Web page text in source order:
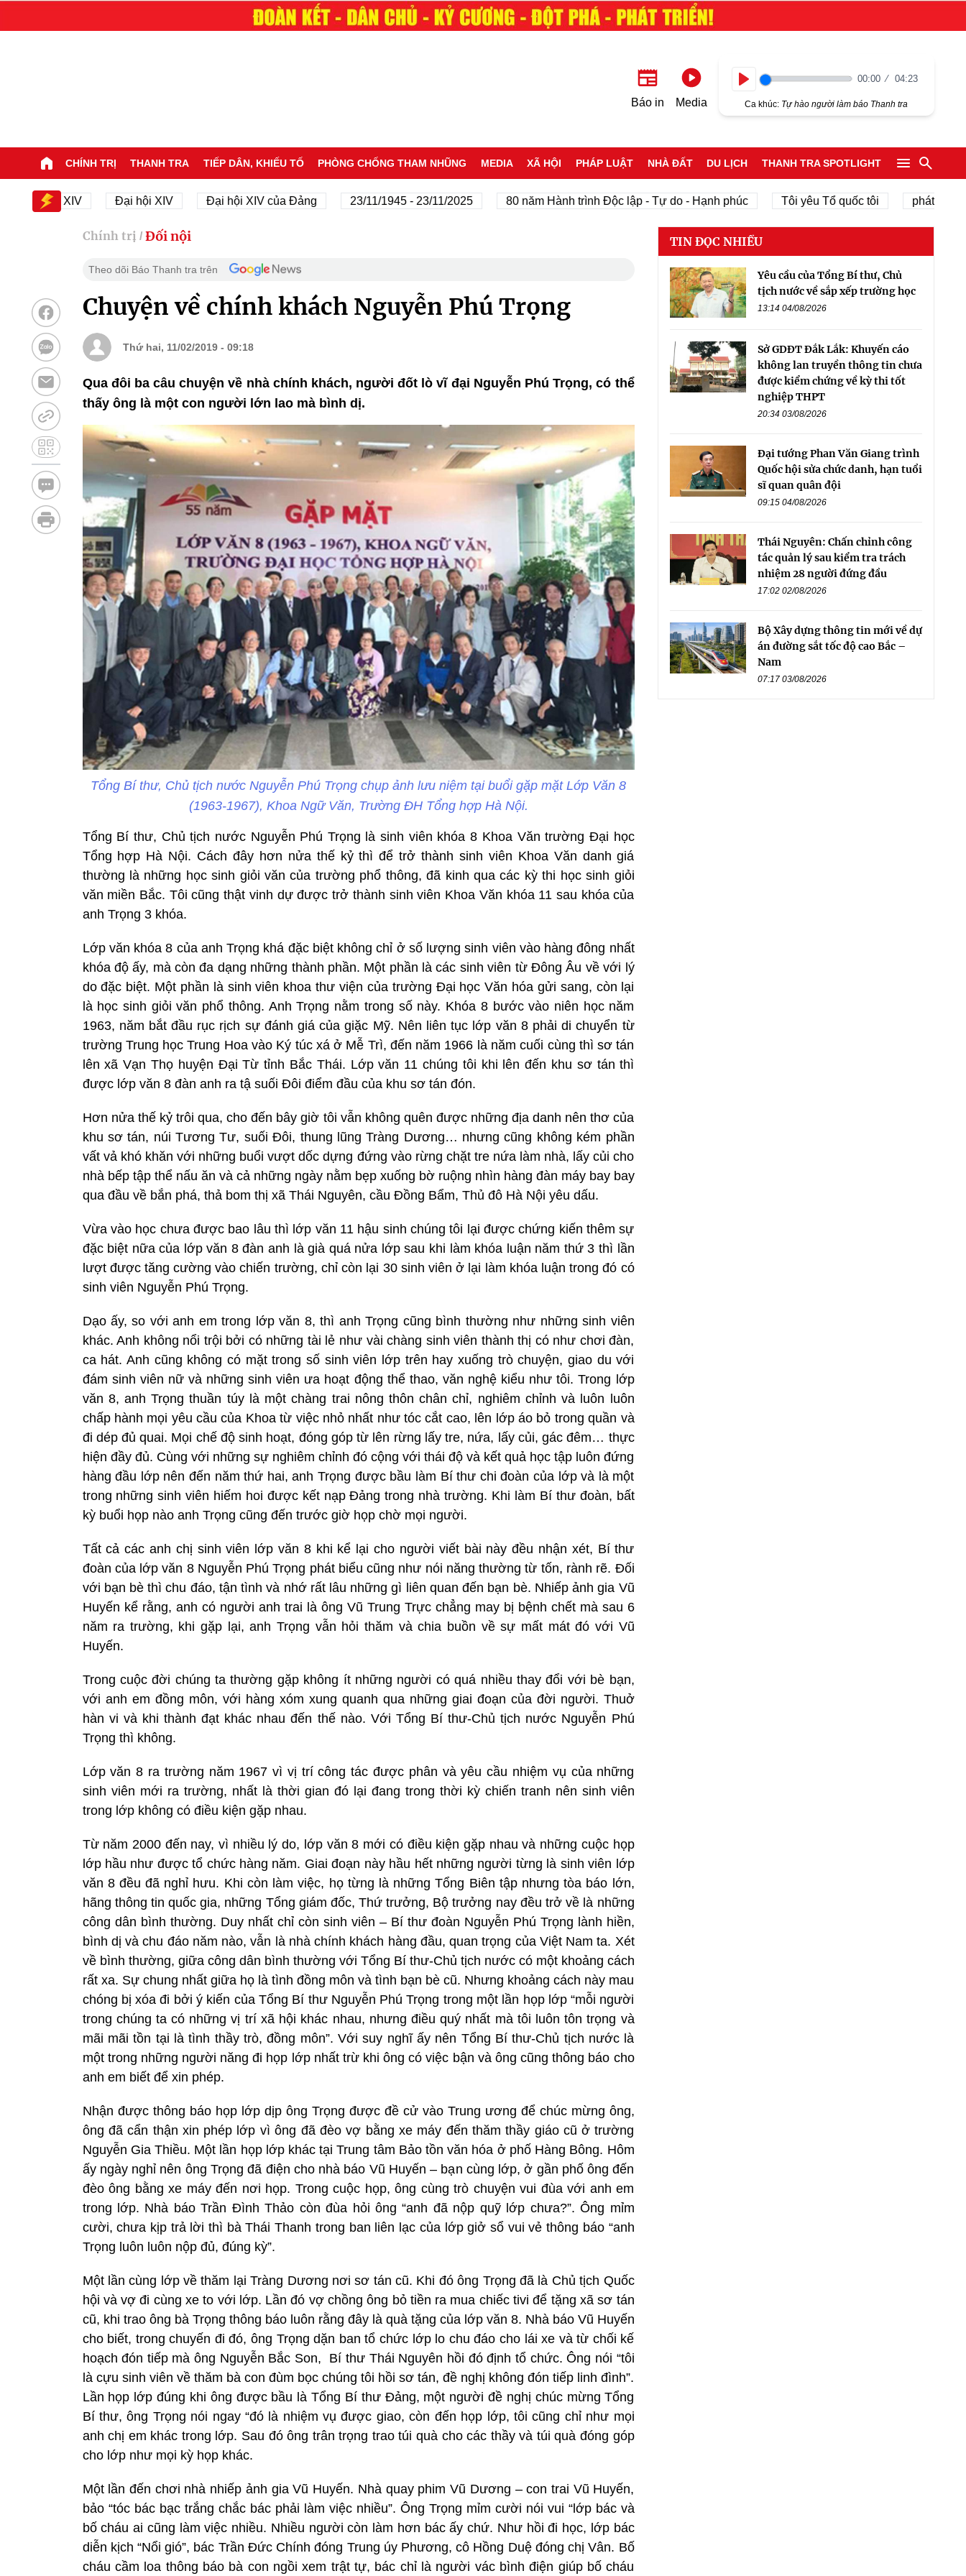
Báo in Media
00:00 04:23
Ca khúc: Tự hào người làm báo Thanh tra
CHÍNH TRỊ THANH TRA TIẾP DÂN, KHIẾU TỐ PHÒNG CHỐNG THAM NHŨNG MEDIA XÃ HỘI PHÁP LUẬT NHÀ ĐẤT DU LỊCH THANH TRA SPOTLIGHT
hội XIV Đại hội XIV Đại hội XIV của Đảng 23/11/1945 - 23/11/2025 80 năm Hành trình Độc lập - Tự do - Hạnh phúc Tôi yêu Tổ quốc tôi phát triển kinh
Chính trị / Đối nội
Theo dõi Báo Thanh tra trên
Chuyện về chính khách Nguyễn Phú Trọng
Thứ hai, 11/02/2019 - 09:18
Qua đôi ba câu chuyện về nhà chính khách, người đốt lò vĩ đại Nguyễn Phú Trọng, có thể
thấy ông là một con người lớn lao mà bình dị.
Tổng Bí thư, Chủ tịch nước Nguyễn Phú Trọng chụp ảnh lưu niệm tại buổi gặp mặt Lớp Văn 8
(1963-1967), Khoa Ngữ Văn, Trường ĐH Tổng hợp Hà Nội.
Tổng Bí thư, Chủ tịch nước Nguyễn Phú Trọng là sinh viên khóa 8 Khoa Văn trường Đại học
Tổng hợp Hà Nội. Cách đây hơn nửa thế kỷ thì để trở thành sinh viên Khoa Văn danh giá
thường là những học sinh giỏi văn của trường phổ thông, đã kinh qua các kỳ thi học sinh giỏi
văn miền Bắc. Tôi cũng thật vinh dự được trở thành sinh viên Khoa Văn khóa 11 sau khóa của
anh Trọng 3 khóa.
Lớp văn khóa 8 của anh Trọng khá đặc biệt không chỉ ở số lượng sinh viên vào hàng đông nhất
khóa độ ấy, mà còn đa dạng những thành phần. Một phần là các sinh viên từ Đông Âu về với lý
do đặc biệt. Một phần là sinh viên khoa thư viện của trường Đại học Văn hóa gửi sang, còn lại
là học sinh giỏi văn phổ thông. Anh Trọng nằm trong số này. Khóa 8 bước vào niên học năm
1963, năm bắt đầu rục rịch sự đánh giá của giặc Mỹ. Nên liên tục lớp văn 8 phải di chuyển từ
trường Trung học Trung Hoa vào Ký túc xá ở Mễ Trì, đến năm 1966 là năm cuối cùng thì sơ tán
lên xã Vạn Thọ huyện Đại Từ tỉnh Bắc Thái. Lớp văn 11 chúng tôi khi lên đến khu sơ tán thì
được lớp văn 8 đàn anh ra tậ suối Đôi điểm đầu của khu sơ tán đón.
Hơn nửa thế kỷ trôi qua, cho đến bây giờ tôi vẫn không quên được những địa danh nên thơ của
khu sơ tán, núi Tương Tư, suối Đôi, thung lũng Tràng Dương… nhưng cũng không kém phần
vất vả khó khăn với những buổi vượt dốc dựng đứng vào rừng chặt tre nứa làm nhà, lấy củi cho
nhà bếp tập thể nấu ăn và cả những ngày nằm bẹp xuống bờ ruộng nhìn hàng đàn máy bay bay
qua đầu về bắn phá, thả bom thị xã Thái Nguyên, cầu Đồng Bẩm, Thủ đô Hà Nội yêu dấu.
Vừa vào học chưa được bao lâu thì lớp văn 11 hậu sinh chúng tôi lại được chứng kiến thêm sự
đặc biệt nữa của lớp văn 8 đàn anh là già quá nửa lớp sau khi làm khóa luận năm thứ 3 thì lần
lượt được tăng cường vào chiến trường, chỉ còn lại 30 sinh viên ở lại làm khóa luận trong đó có
sinh viên Nguyễn Phú Trọng.
Dạo ấy, so với anh em trong lớp văn 8, thì anh Trọng cũng bình thường như những sinh viên
khác. Anh không nổi trội bởi có những tài lẻ như vài chàng sinh viên thành thị có như chơi đàn,
ca hát. Anh cũng không có mặt trong số sinh viên lớp trên hay xuống trò chuyện, giao du với
đám sinh viên nữ và những sinh viên ưa hoạt động thể thao, văn nghệ kiểu như tôi. Trong lớp
văn 8, anh Trọng thuần túy là một chàng trai nông thôn chân chỉ, nghiêm chỉnh và luôn luôn
chấp hành mọi yêu cầu của Khoa từ việc nhỏ nhất như tóc cắt cao, lên lớp áo bỏ trong quần và
đi dép đủ quai. Mọi chế độ sinh hoạt, đóng góp từ lên rừng lấy tre, nứa, lấy củi, gác đêm… thực
hiện đầy đủ. Cùng với những sự nghiêm chỉnh đó cộng với thái độ và kết quả học tập luôn đứng
hàng đầu lớp nên đến năm thứ hai, anh Trọng được bầu làm Bí thư chi đoàn của lớp và là một
trong những sinh viên hiếm hoi được kết nạp Đảng trong nhà trường. Khi làm Bí thư đoàn, bất
kỳ buổi họp nào anh Trọng cũng đến trước giờ họp chờ mọi người.
Tất cả các anh chị sinh viên lớp văn 8 khi kể lại cho người viết bài này đều nhận xét, Bí thư
đoàn của lớp văn 8 Nguyễn Phú Trọng phát biểu cũng như nói năng thường từ tốn, rành rẽ. Đối
với bạn bè thì chu đáo, tận tình và nhớ rất lâu những gì liên quan đến bạn bè. Nhiếp ảnh gia Vũ
Huyến kể rằng, anh có người anh trai là ông Vũ Trung Trực chẳng may bị bệnh chết mà sau 6
năm ra trường, khi gặp lại, anh Trọng vẫn hỏi thăm và chia buồn về sự mất mát đó với Vũ
Huyến.
Trong cuộc đời chúng ta thường gặp không ít những người có quá nhiều thay đổi với bè bạn,
với anh em đồng môn, với hàng xóm xung quanh qua những giai đoạn của đời người. Thuở
hàn vi và khi thành đạt khác nhau đến thế nào. Với Tổng Bí thư-Chủ tịch nước Nguyễn Phú
Trọng thì không.
Lớp văn 8 ra trường năm 1967 vì vị trí công tác được phân và yêu cầu nhiệm vụ của những
sinh viên mới ra trường, nhất là thời gian đó lại đang trong thời kỳ chiến tranh nên sinh viên
trong lớp không có điều kiện gặp nhau.
Từ năm 2000 đến nay, vì nhiều lý do, lớp văn 8 mới có điều kiện gặp nhau và những cuộc họp
lớp hầu như được tổ chức hàng năm. Giai đoạn này hầu hết những người từng là sinh viên lớp
văn 8 đều đã nghỉ hưu. Khi còn làm việc, họ từng là những Tổng Biên tập nhưng tòa báo lớn,
hãng thông tin quốc gia, những Tổng giám đốc, Thứ trưởng, Bộ trưởng nay đều trở về là những
công dân bình thường. Duy nhất chỉ còn sinh viên – Bí thư đoàn Nguyễn Phú Trọng lành hiền,
bình dị và chu đáo năm nào, vẫn là nhà chính khách hàng đầu, quan trọng của Việt Nam ta. Xét
về bình thường, giữa công dân bình thường với Tổng Bí thư-Chủ tịch nước có một khoảng cách
rất xa. Sự chung nhất giữa họ là tình đồng môn và tình bạn bè cũ. Nhưng khoảng cách này mau
chóng bị xóa đi bởi ý kiến của Tổng Bí thư Nguyễn Phú Trọng trong một lần họp lớp “mỗi người
trong chúng ta có những vị trí xã hội khác nhau, nhưng điều quý nhất mà tôi luôn tôn trọng và
mãi mãi tồn tại là tình thầy trò, đồng môn”. Với suy nghĩ ấy nên Tổng Bí thư-Chủ tịch nước là
một trong những người năng đi họp lớp nhất trừ khi ông có việc bận và ông cũng thông báo cho
anh em biết để xin phép.
Nhận được thông báo họp lớp dịp ông Trọng được đề cử vào Trung ương để chúc mừng ông,
ông đã cẩn thận xin phép lớp vì ông đã đèo vợ bằng xe máy đến thăm thầy giáo cũ ở trường
Nguyễn Gia Thiều. Một lần họp lớp khác tại Trung tâm Bảo tồn văn hóa ở phố Hàng Bông. Hôm
ấy ngày nghỉ nên ông Trọng đã điện cho nhà báo Vũ Huyến – bạn cùng lớp, ở gần phố ông đến
đèo ông bằng xe máy đến nơi họp. Trong cuộc họp, ông cùng trò chuyện vui đùa với anh em
trong lớp. Nhà báo Trần Đình Thảo còn đùa hỏi ông “anh đã nộp quỹ lớp chưa?”. Ông mỉm
cười, chưa kịp trả lời thì bà Thái Thanh trong ban liên lạc của lớp giở sổ vui vẻ thông báo “anh
Trọng luôn luôn nộp đủ, đúng kỳ”.
Một lần cùng lớp về thăm lại Tràng Dương nơi sơ tán cũ. Khi đó ông Trọng đã là Chủ tịch Quốc
hội và vợ đi cùng xe to với lớp. Lần đó vợ chồng ông bỏ tiền ra mua chiếc tivi để tặng xã sơ tán
cũ, khi trao ông bà Trọng thông báo luôn rằng đây là quà tặng của lớp văn 8. Nhà báo Vũ Huyến
cho biết, trong chuyến đi đó, ông Trọng dặn ban tổ chức lớp lo chu đáo cho lái xe và từ chối kế
hoạch đón tiếp mà ông Nguyễn Bắc Son, Bí thư Thái Nguyên hồi đó định tổ chức. Ông nói “tôi
là cựu sinh viên về thăm bà con đùm bọc chúng tôi hồi sơ tán, đề nghị không đón tiếp linh đình”.
Lần họp lớp đúng khi ông được bầu là Tổng Bí thư Đảng, một người đề nghị chúc mừng Tổng
Bí thư, ông Trọng nói ngay “đó là nhiệm vụ được giao, còn đến họp lớp, tôi cũng chỉ như mọi
anh chị em khác trong lớp. Sau đó ông trân trọng trao túi quà cho các thầy và túi quà đóng góp
cho lớp như mọi kỳ họp khác.
Một lần đến chơi nhà nhiếp ảnh gia Vũ Huyến. Nhà quay phim Vũ Dương – con trai Vũ Huyến,
bảo “tóc bác bạc trắng chắc bác phải làm việc nhiều”. Ông Trọng mỉm cười nói vui “lớp bác và
bố cháu ai cũng làm việc nhiều. Nhiều người còn làm hơn bác ấy chứ. Như hồi đi học, lớp bác
diễn kịch “Nổi gió”, bác Trần Đức Chính đóng Trung úy Phương, cô Hồng Duệ đóng chị Vân. Bố
cháu cầm loa thông báo bà con ngồi xem trật tự, bác chỉ là người vác bình điện giúp bố cháu
TIN ĐỌC NHIỀU
Yêu cầu của Tổng Bí thư, Chủ
tịch nước về sắp xếp trường học
13:14 04/08/2026
Sở GDĐT Đắk Lắk: Khuyến cáo
không lan truyền thông tin chưa
được kiểm chứng về kỳ thi tốt
nghiệp THPT
20:34 03/08/2026
Đại tướng Phan Văn Giang trình
Quốc hội sửa chức danh, hạn tuổi
sĩ quan quân đội
09:15 04/08/2026
Thái Nguyên: Chấn chỉnh công
tác quản lý sau kiểm tra trách
nhiệm 28 người đứng đầu
17:02 02/08/2026
Bộ Xây dựng thông tin mới về dự
án đường sắt tốc độ cao Bắc –
Nam
07:17 03/08/2026